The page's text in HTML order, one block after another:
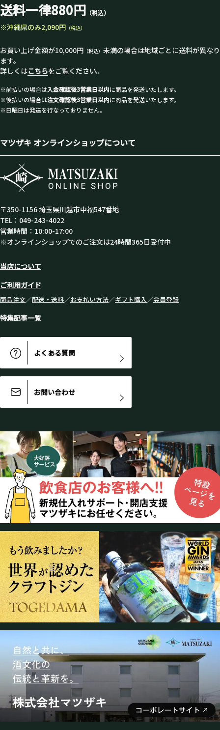
送料一律880円 （税込）
※沖縄県のみ2,090円 （税込）
お買い上げ金額が10,000円 （税込） 未満の場合は地域ごとに送料が異なり
ます。
詳しくはこちらをご覧ください。
※前払いの場合は入金確認後3営業日以内に商品を発送いたします。
※後払いの場合は注文確認後3営業日以内に商品を発送いたします。
※日曜日は発送を行なっておりません。
マツザキ オンラインショップについて
〒350-1156 埼玉県川越市中福547番地
TEL：049-243-4022
営業時間：10:00-17:00
※オンラインショップでのご注文は24時間365日受付中
当店について
ご利用ガイド
商品注文／配送・送料／お支払い方法／ギフト購入／会員登録
特集記事一覧
よくある質問
お問い合わせ